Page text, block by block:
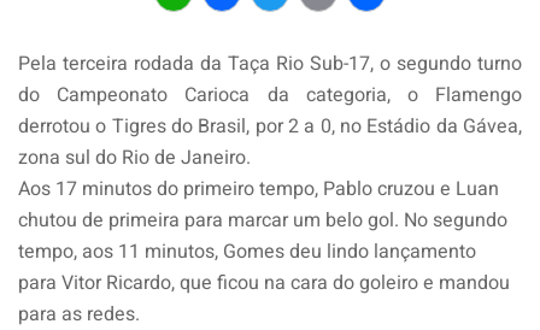
WhatsApp
Facebook
Twitter
EmailShare
Pela terceira rodada da Taça Rio Sub-17, o segundo turno
do Campeonato Carioca da categoria, o Flamengo
derrotou o Tigres do Brasil, por 2 a 0, no Estádio da Gávea,
zona sul do Rio de Janeiro.
Aos 17 minutos do primeiro tempo, Pablo cruzou e Luan
chutou de primeira para marcar um belo gol. No segundo
tempo, aos 11 minutos, Gomes deu lindo lançamento
para Vitor Ricardo, que ficou na cara do goleiro e mandou
para as redes.